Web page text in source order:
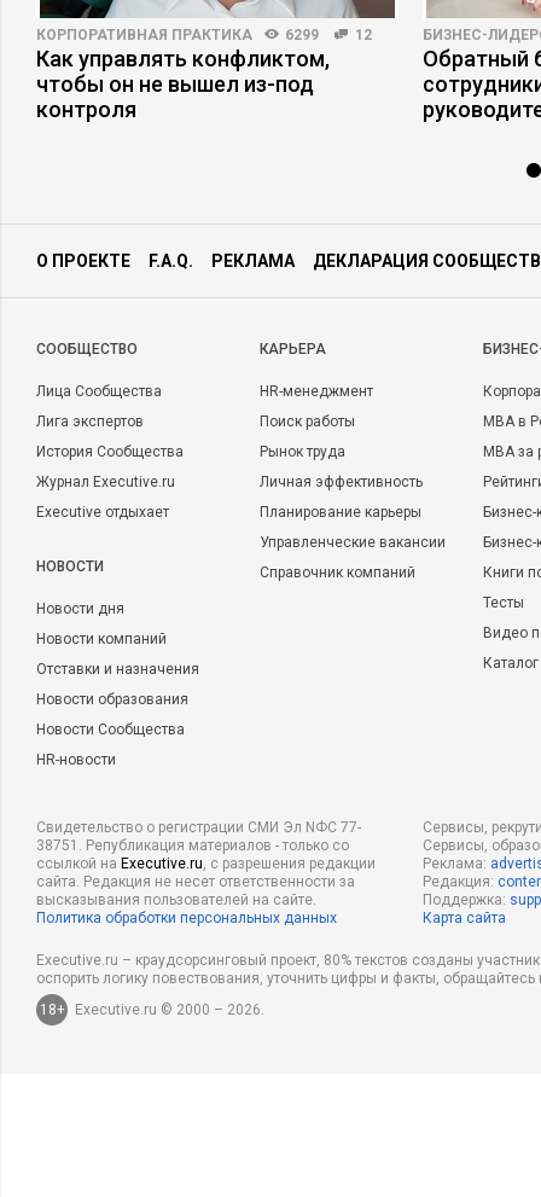
КОРПОРАТИВНАЯ ПРАКТИКА 6299 12
Как управлять конфликтом,
чтобы он не вышел из-под
контроля
БИЗНЕС-
Обратный
О ПРОЕКТЕ F.A.Q. РЕКЛАМА ДЕКЛАРАЦИЯ
CООБЩЕСТВО
Лица Сообщества
Лига экспертов
История Сообщества
Журнал Executive.ru
Executive отдыхает
НОВОСТИ
Новости дня
Новости компаний
Отставки и назначения
Новости образования
Новости Сообщества
HR-новости
КАРЬЕРА
HR-менеджмент
Поиск работы
Рынок труда
Личная эффективность
Планирование карьеры
Управленческие вакансии
Справочник компаний
MBA в
MBA
Бизнес-
Книги
Тесты
Видео
Свидетельство о регистрации СМИ Эл NФС 77-
38751. Републикация материалов - только со
ссылкой на Executive.ru, с разрешения редакции
сайта. Редакция не несет ответственности за
высказывания пользователей на сайте.
Политика обработки персональных данных
Сервисы,
Сервисы,
Реклама:
Редакция:
Поддержка:
Карта сайта
Executive.ru – краудсорсинговый проект, 80% текстов созданы
оспорить логику повествования, уточнить цифры и факты,
18+
Executive.ru © 2000 – 2026.